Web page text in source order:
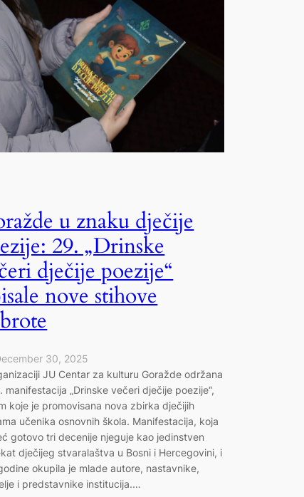
u znaku dječije
29. „Drinske
dječije poezije“
nove stihove
30, 2025
JU Centar za kulturu Goražde održana
manifestacija „Drinske večeri dječije poezije“,
koje je promovisana nova zbirka dječijih
učenika osnovnih škola. Manifestacija, koja
gotovo tri decenije njeguje kao jedinstven
dječijeg stvaralaštva u Bosni i Hercegovini, i
okupila je mlade autore, nastavnike,
i predstavnike institucija.…